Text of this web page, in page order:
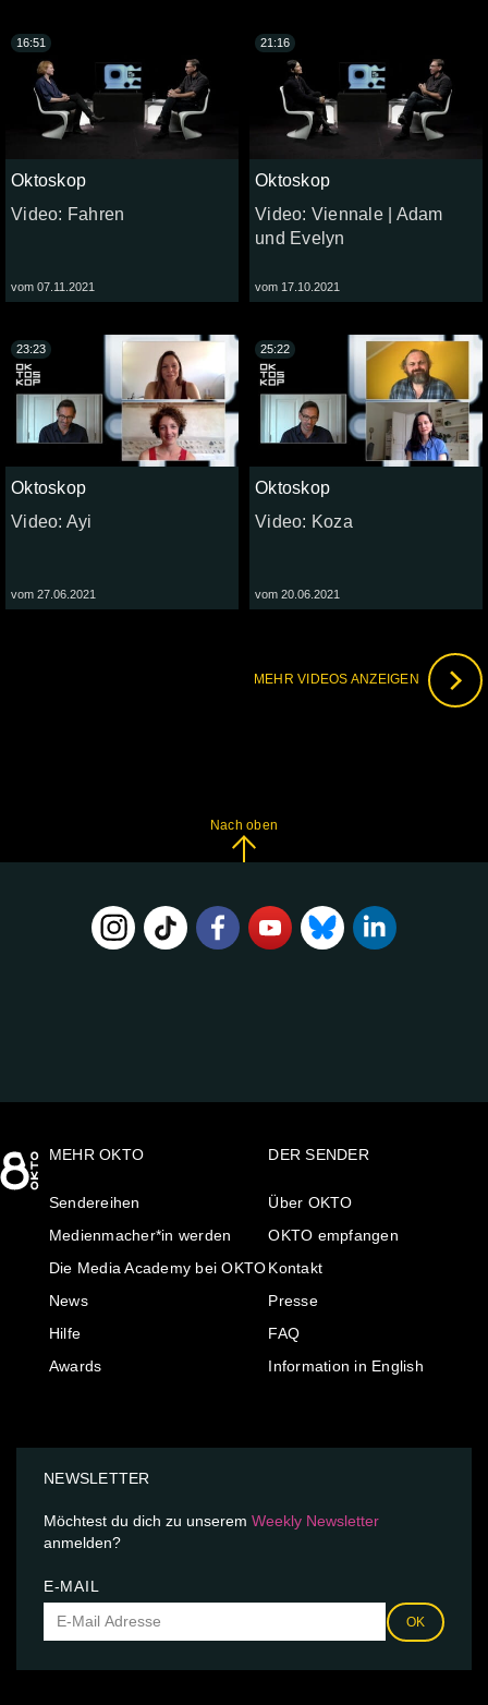
Oktoskop
Video: Fahren
vom 07.11.2021
16:51
Oktoskop
Video: Viennale | Adam
und Evelyn
vom 17.10.2021
21:16
Oktoskop
Video: Ayi
vom 27.06.2021
23:23
Oktoskop
Video: Koza
vom 20.06.2021
25:22
MEHR VIDEOS ANZEIGEN
Nach oben
MEHR OKTO
Sendereihen
Medienmacher*in werden
Die Media Academy bei OKTO
News
Hilfe
Awards
DER SENDER
Über OKTO
OKTO empfangen
Kontakt
Presse
FAQ
Information in English
NEWSLETTER
Möchtest du dich zu unserem Weekly Newsletter
anmelden?
E-MAIL
OK